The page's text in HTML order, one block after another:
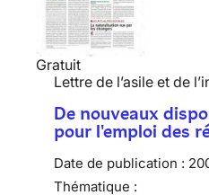
Gratuit
Lettre de l’asile et de
De nouveaux
pour l'emploi des
Date de publication :
Thématique :